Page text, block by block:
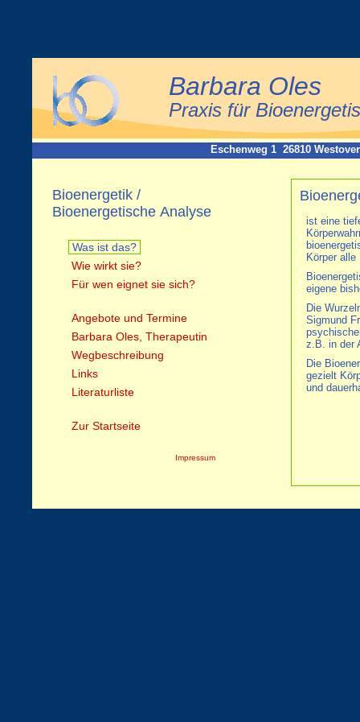
Eschenweg 1 26810
Barbara Oles
Praxis für
Bioenergetik /
Bioenergetische Analyse
Was ist das?
Wie wirkt sie?
Für wen eignet sie sich?
Angebote und Termine
Barbara Oles, Therapeutin
Wegbeschreibung
Links
Literaturliste
Zur Startseite
Impressum
ist eine
Körper alle
eigene
Die
Sigmund
z.B. in der
Die
gezielt
und